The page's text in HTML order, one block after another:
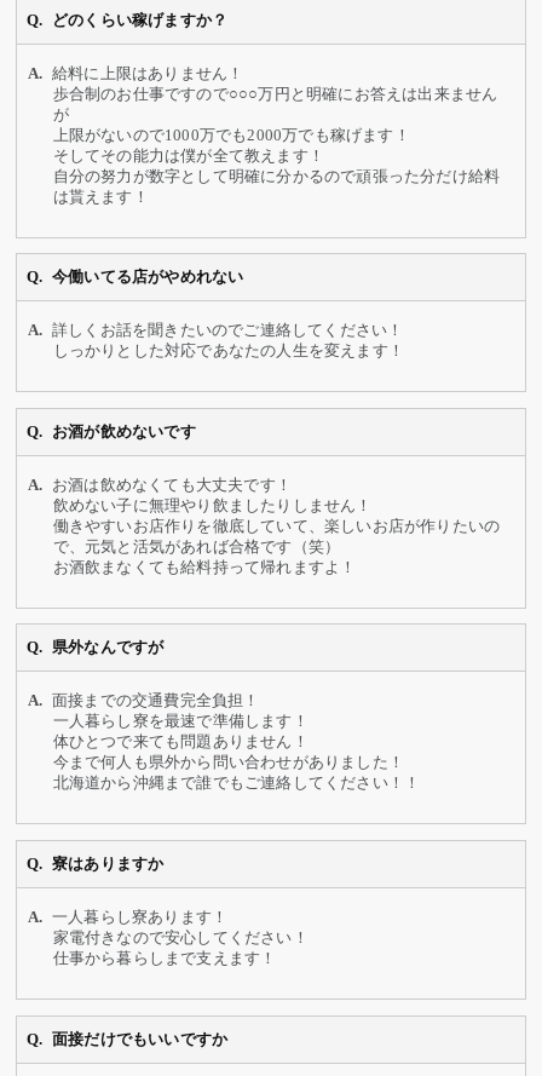
どのくらい稼げますか？
給料に上限はありません！
歩合制のお仕事ですので○○○万円と明確にお答えは出来ません
が
上限がないので1000万でも2000万でも稼げます！
そしてその能力は僕が全て教えます！
自分の努力が数字として明確に分かるので頑張った分だけ給料
は貰えます！
今働いてる店がやめれない
詳しくお話を聞きたいのでご連絡してください！
しっかりとした対応であなたの人生を変えます！
お酒が飲めないです
お酒は飲めなくても大丈夫です！
飲めない子に無理やり飲ましたりしません！
働きやすいお店作りを徹底していて、楽しいお店が作りたいの
で、元気と活気があれば合格です（笑）
お酒飲まなくても給料持って帰れますよ！
県外なんですが
面接までの交通費完全負担！
一人暮らし寮を最速で準備します！
体ひとつで来ても問題ありません！
今まで何人も県外から問い合わせがありました！
北海道から沖縄まで誰でもご連絡してください！！
寮はありますか
一人暮らし寮あります！
家電付きなので安心してください！
仕事から暮らしまで支えます！
面接だけでもいいですか